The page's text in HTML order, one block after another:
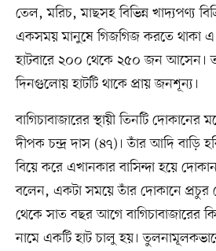
তেল, মরিচ, মাছসহ বিভিন্ন খাদ্যপণ্য
একসময় মানুষে গিজগিজ করতে থাকা এ
হাটবারে ২০০ থেকে ২৫০ জন আসেন।
দিনগুলোয় হাটটি থাকে প্রায় জনশূন্য।
বাগিচাবাজারের স্থায়ী তিনটি দোকানের
দীপক চন্দ্র দাস (৪৭)। তাঁর আদি বাড়ি
বিয়ে করে এখানকার বাসিন্দা হয়ে
বলেন, একটা সময়ে তাঁর দোকানে প্রচুর
থেকে সাত বছর আগে বাগিচাবাজারের
নামে একটি হাট চালু হয়।